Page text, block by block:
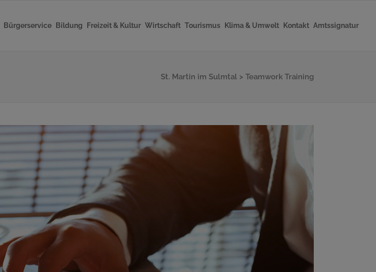
Bürgerservice Bildung Freizeit & Kultur Wirtschaft Tourismus Klima & Umwelt Kontakt Amtssignatur
St. Martin im Sulmtal > Teamwork Training